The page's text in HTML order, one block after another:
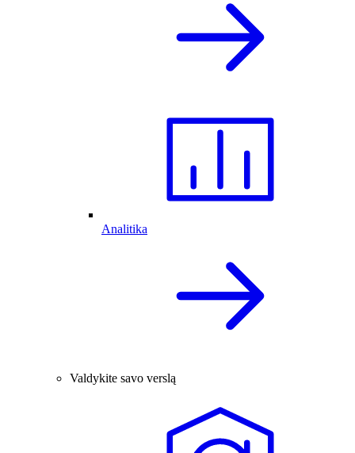
Analitika
Valdykite savo verslą